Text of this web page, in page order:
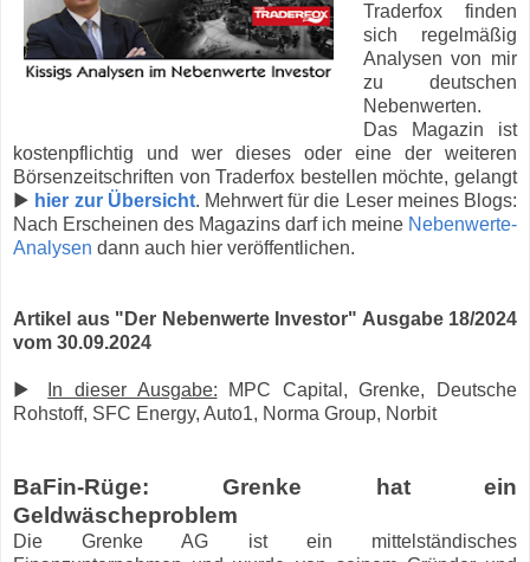
Traderfox finden
sich regelmäßig
Analysen von mir
zu deutschen
Nebenwerten.
Das Magazin ist
kostenpflichtig und wer dieses oder eine der weiteren
Börsenzeitschriften von Traderfox bestellen möchte, gelangt
▶ hier zur Übersicht. Mehrwert für die Leser meines Blogs:
Nach Erscheinen des Magazins darf ich meine Nebenwerte-
Analysen dann auch hier veröffentlichen.
Artikel aus "Der Nebenwerte Investor" Ausgabe 18/2024
vom 30.09.2024
▶ In dieser Ausgabe: MPC Capital, Grenke, Deutsche
Rohstoff, SFC Energy, Auto1, Norma Group, Norbit
BaFin-Rüge: Grenke hat ein
Geldwäscheproblem
Die Grenke AG ist ein mittelständisches